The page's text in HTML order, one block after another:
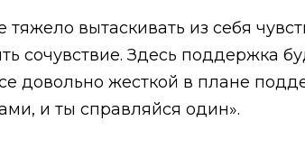
вытаскивать из себя
сочувствие. Здесь поддержка
довольно жесткой в плане
и ты справляйся один».